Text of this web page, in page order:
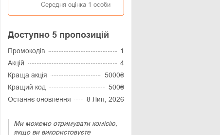
Середня оцінка 1 особи
Доступно 5 пропозицій
Промокодів
1
Акцій
4
Краща акція
5000₴
Кращий код
500₴
Останнє оновлення
8 Лип, 2026
Ми можемо отримувати комісію,
якщо ви використовуєте